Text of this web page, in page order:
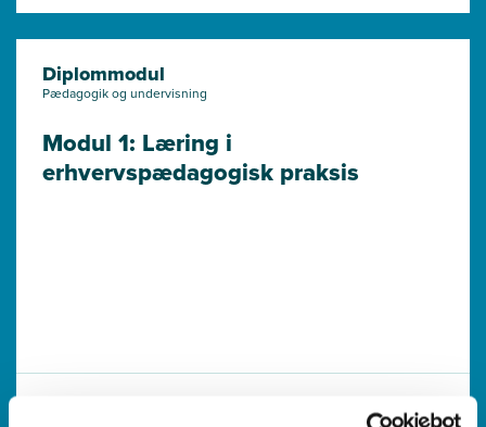
Diplommodul
Pædagogik og undervisning
Modul 1: Læring i
erhvervspædagogisk praksis